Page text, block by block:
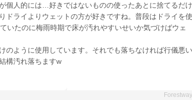
個人的には…好きではないものの使ったあとに捨てるだけ
ライよりウェットの方が好きですね。普段はドライを使
いたのに梅雨時期で床が汚れやすいせいか気づけばウェ
のように使用しています。それでも落ちなければ行儀悪い
構汚れ落ちますw
Forestway